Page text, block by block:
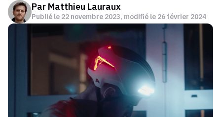
Par Matthieu Lauraux
Publié le 22 novembre 2023, modifié le 26 février 2024